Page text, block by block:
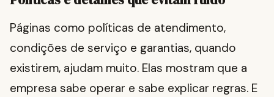
Páginas como políticas de atendimento,
condições de serviço e garantias, quando
existirem, ajudam muito. Elas mostram que a
empresa sabe operar e sabe explicar regras. E